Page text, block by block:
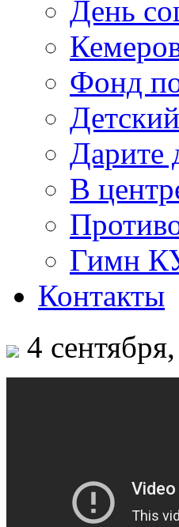
День
Фонд
Дарите
В
Гимн
Контакты
4